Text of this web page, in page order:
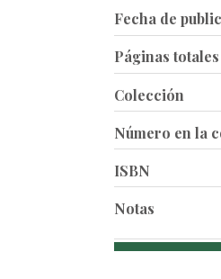
Fecha de
Páginas totales
Colección
Número en la
ISBN
Notas